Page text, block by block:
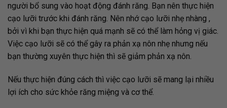
người bổ sung vào hoạt động đánh răng. Bạn nên thực hiện
cạo lưỡi trước khi đánh răng. Nên nhớ cạo lưỡi nhẹ nhàng ,
bởi vì khi bạn thực hiện quá mạnh sẽ có thể làm hỏng vị giác.
Việc cạo lưỡi sẽ có thể gây ra phản xạ nôn nhẹ nhưng nếu
bạn thường xuyên thực hiện thì sẽ giảm phản xạ nôn.
Nếu thực hiện đúng cách thì việc cạo lưỡi sẽ mang lại nhiều
lợi ích cho sức khỏe răng miệng và cơ thể.